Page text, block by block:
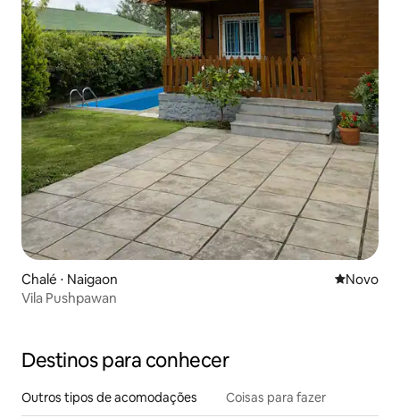
Chalé ⋅ Naigaon Novo
Novo
Vila Pushpawan
Destinos para conhecer
Outros tipos de acomodações Coisas para fazer